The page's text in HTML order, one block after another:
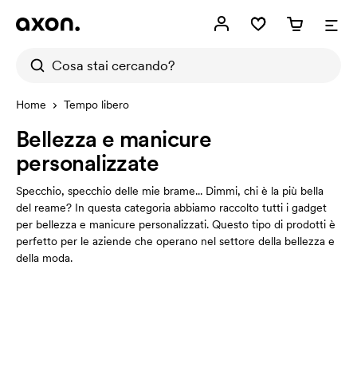
Home Tempo libero
Bellezza e manicure
personalizzate
Specchio, specchio delle mie brame... Dimmi, chi è la più bella
del reame? In questa categoria abbiamo raccolto tutti i gadget
per bellezza e manicure personalizzati. Questo tipo di prodotti è
perfetto per le aziende che operano nel settore della bellezza e
della moda.